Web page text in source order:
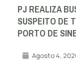
PJ REALIZA
SUSPEITO DE
PORTO DE
Agosto 4,